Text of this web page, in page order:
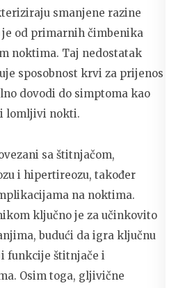
smanjene razine
od primarnih čimbenika
noktima. Taj nedostatak
sposobnost krvi za prijenos
dovodi do simptoma kao
i lomljivi nokti.
sa štitnjačom,
i hipertireozu, također
na noktima.
ključno je za učinkovito
budući da igra ključnu
funkcije štitnjače i
Osim toga, gljivične